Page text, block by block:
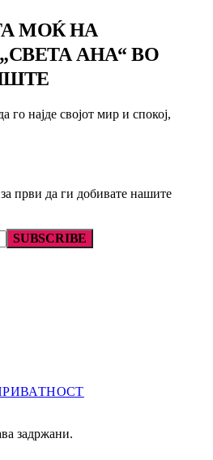
МОЌ НА
АНА“ ВО
најде својот мир и спокој,
први да ги добивате нашите
SUBSCRIBE
задржани.